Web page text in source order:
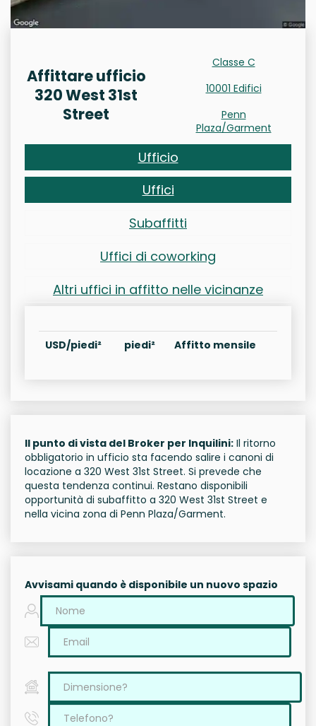
Affittare ufficio
320 West 31st
Street
Classe C
10001 Edifici
Penn
Plaza/Garment
Ufficio
Uffici
Subaffitti
Uffici di coworking
Altri uffici in affitto nelle vicinanze
USD/piedi² piedi² Affitto mensile
Il punto di vista del Broker per Inquilini: Il ritorno
obbligatorio in ufficio sta facendo salire i canoni di
locazione a 320 West 31st Street. Si prevede che
questa tendenza continui. Restano disponibili
opportunità di subaffitto a 320 West 31st Street e
nella vicina zona di Penn Plaza/Garment.
Avvisami quando è disponibile un nuovo spazio